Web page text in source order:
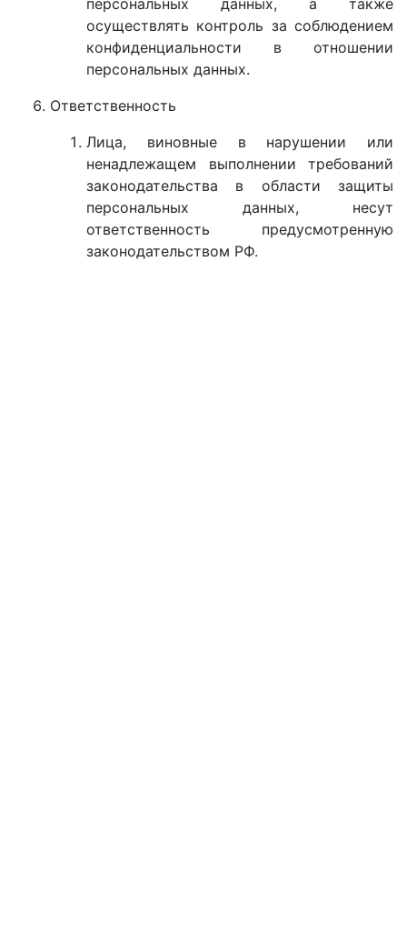
персональных данных, а также
осуществлять контроль за соблюдением
конфиденциальности в отношении
персональных данных.
Ответственность
Лица, виновные в нарушении или
ненадлежащем выполнении требований
законодательства в области защиты
персональных данных, несут
ответственность предусмотренную
законодательством РФ.